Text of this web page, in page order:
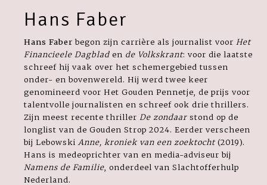
Hans Faber
Hans Faber begon zijn carrière als journalist voor Het
Financieele Dagblad en de Volkskrant: voor die laatste
schreef hij vaak over het schemergebied tussen
onder- en bovenwereld. Hij werd twee keer
genomineerd voor Het Gouden Pennetje, de prijs voor
talentvolle journalisten en schreef ook drie thrillers.
Zijn meest recente thriller De zondaar stond op de
longlist van de Gouden Strop 2024. Eerder verscheen
bij Lebowski Anne, kroniek van een zoektocht(2019).
Hans is medeoprichter van en media-adviseur bij
Namens de Familie , onderdeel van Slachtofferhulp
Nederland.